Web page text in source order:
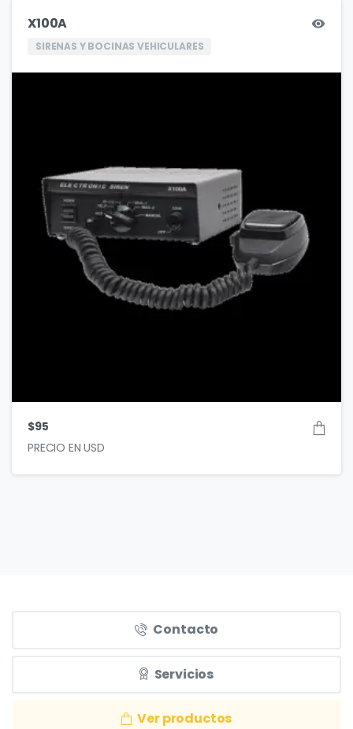
X100A
SIRENAS Y BOCINAS VEHICULARES
$95
Contacto
Servicios
Ver productos